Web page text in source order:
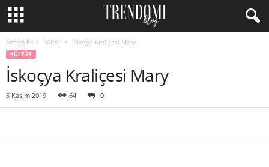
Anasayfa Kültür İskoçya Kraliçesi Mary
KÜLTÜR
İskoçya Kraliçesi Mary
5 Kasım 2019 64 0